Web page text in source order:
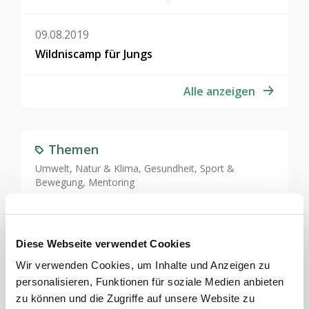
Diese Webseite verwendet Cookies
Wir verwenden Cookies, um Inhalte und Anzeigen zu
personalisieren, Funktionen für soziale Medien anbieten
zu können und die Zugriffe auf unsere Website zu
09.08.2019
Wildniscamp für Jungs
Alle anzeigen
Themen
Umwelt, Natur & Klima, Gesundheit, Sport &
Bewegung, Mentoring
Regionen
Bern & Solothurn
Projektverwaltung